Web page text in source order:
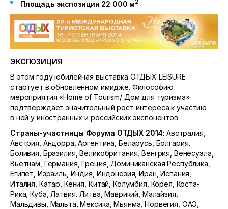
Площадь экспозиции 22 000 м2
ЭКСПОЗИЦИЯ
В этом году юбилейная выставка ОТДЫХ LEISURE
стартует в обновленном имидже. Философию
мероприятия «Home of Tourism/ Дом для туризма»
подтверждает значительный рост интереса к участию
в ней у иностранных и российских экспонентов.
Страны-участницы Форума ОТДЫХ 2014: Австралия,
Австрия, Андорра, Аргентина, Беларусь, Болгария,
Боливия, Бразилия, Великобритания, Венгрия, Венесуэла,
Вьетнам, Германия, Греция, Доминиканская Республика,
Египет, Израиль, Индия, Индонезия, Иран, Испания,
Италия, Катар, Кения, Китай, Колумбия, Корея, Коста-
Рика, Куба, Латвия, Литва, Маврикий, Малайзия,
Мальдивы, Мальта, Мексика, Мьянма, Норвегия, ОАЭ,